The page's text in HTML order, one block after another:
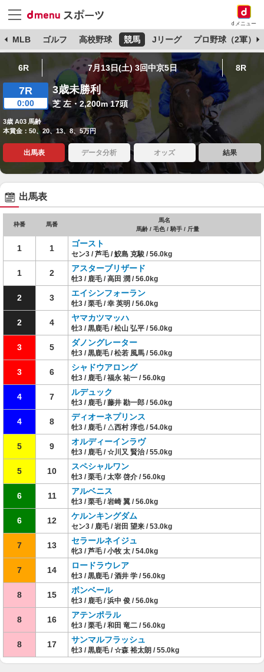
dメニュー
MLB ゴルフ 高校野球 競馬 Jリーグ プロ野球（2軍）
6R 7月13日(土) 3回中京5日 8R
7R
0:00
3歳未勝利
芝 左・2,200m 17頭
3歳 A03 馬齢
本賞金：50、20、13、8、5万円
出馬表 データ分析 オッズ 結果
出馬表
枠番 馬番
馬名
馬齢 / 毛色 / 騎手 / 斤量
1 1 ゴースト
セン3 / 芦毛 / 鮫島 克駿 / 56.0kg
1 2 アスターブリザード
牡3 / 鹿毛 / 高田 潤 / 56.0kg
2 3 エイシンフォーラン
牡3 / 栗毛 / 幸 英明 / 56.0kg
2 4 ヤマカツマッハ
牡3 / 黒鹿毛 / 松山 弘平 / 56.0kg
3 5 ダノングレーター
牡3 / 黒鹿毛 / 松若 風馬 / 56.0kg
3 6 シャドウアロング
牡3 / 鹿毛 / 福永 祐一 / 56.0kg
4 7 ルデュック
牡3 / 鹿毛 / 藤井 勘一郎 / 56.0kg
4 8 ディオーネプリンス
牡3 / 鹿毛 / △西村 淳也 / 54.0kg
5 9 オルディーインラヴ
牡3 / 鹿毛 / ☆川又 賢治 / 55.0kg
5 10 スペシャルワン
牡3 / 栗毛 / 太宰 啓介 / 56.0kg
6 11 アルベニス
牡3 / 栗毛 / 岩崎 翼 / 56.0kg
6 12 ケルンキングダム
セン3 / 鹿毛 / 岩田 望来 / 53.0kg
7 13 セラールネイジュ
牝3 / 芦毛 / 小牧 太 / 54.0kg
7 14 ロードラウレア
牡3 / 黒鹿毛 / 酒井 学 / 56.0kg
8 15 ボンベール
牡3 / 鹿毛 / 浜中 俊 / 56.0kg
8 16 アテンポラル
牡3 / 栗毛 / 和田 竜二 / 56.0kg
8 17 サンマルフラッシュ
牡3 / 黒鹿毛 / ☆森 裕太朗 / 55.0kg